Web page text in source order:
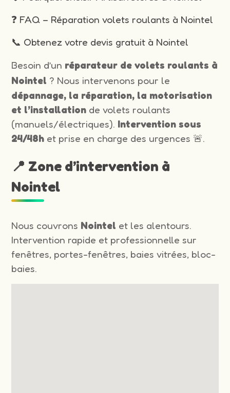
❓ FAQ – Réparation volets roulants à Nointel
📞 Obtenez votre devis gratuit à Nointel
Besoin d’un réparateur de volets roulants à
Nointel ? Nous intervenons pour le
dépannage, la réparation, la motorisation
et l’installation de volets roulants
(manuels/électriques). Intervention sous
24/48h et prise en charge des urgences 🚨.
📍 Zone d’intervention à
Nointel
Nous couvrons Nointel et les alentours.
Intervention rapide et professionnelle sur
fenêtres, portes-fenêtres, baies vitrées, bloc-
baies.